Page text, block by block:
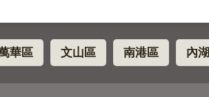
華區 文山區 南港區 內